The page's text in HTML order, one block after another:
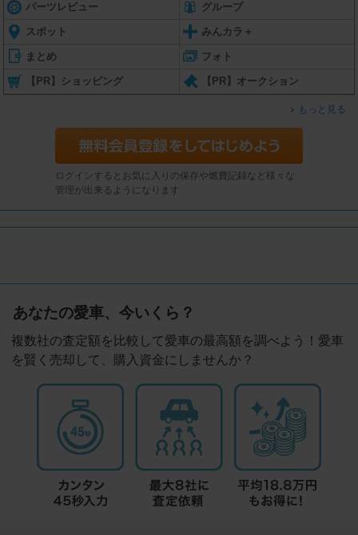
パーツレビュー グループ
スポット みんカラ＋
まとめ フォト
【PR】ショッピング 【PR】オークション
もっと見る
ログインするとお気に入りの保存や燃費記録など様々な
管理が出来るようになります
あなたの愛車、今いくら？
複数社の査定額を比較して愛車の最高額を調べよう！愛車
を賢く売却して、購入資金にしませんか？